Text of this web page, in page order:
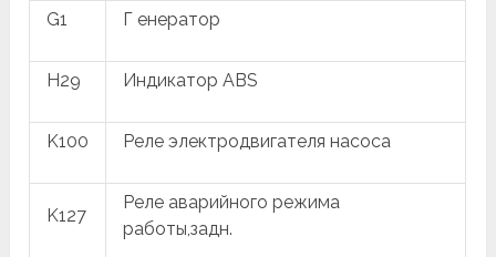
G1 Г енератор
H29 Индикатор ABS
K100 Реле электродвигателя насоса
K127
Реле аварийного режима
работы,задн.